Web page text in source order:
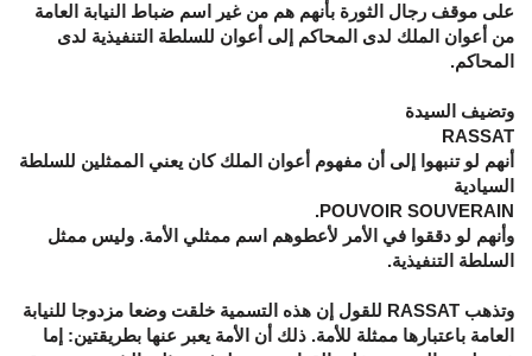
على موقف رجال الثورة بأنهم هم من غير اسم ضباط النيابة العامة
من أعوان الملك لدى المحاكم إلى أعوان للسلطة التنفيذية لدى
المحاكم.
وتضيف السيدة
RASSAT
أنهم لو تنبهوا إلى أن مفهوم أعوان الملك كان يعني الممثلين للسلطة
السيادية
POUVOIR SOUVERAIN.
وأنهم لو دققوا في الأمر لأعطوهم اسم ممثلي الأمة. وليس ممثل
السلطة التنفيذية.
وتذهب RASSAT للقول إن هذه التسمية خلقت وضعا مزدوجا للنيابة
العامة باعتبارها ممثلة للأمة. ذلك أن الأمة يعبر عنها بطريقتين: إما